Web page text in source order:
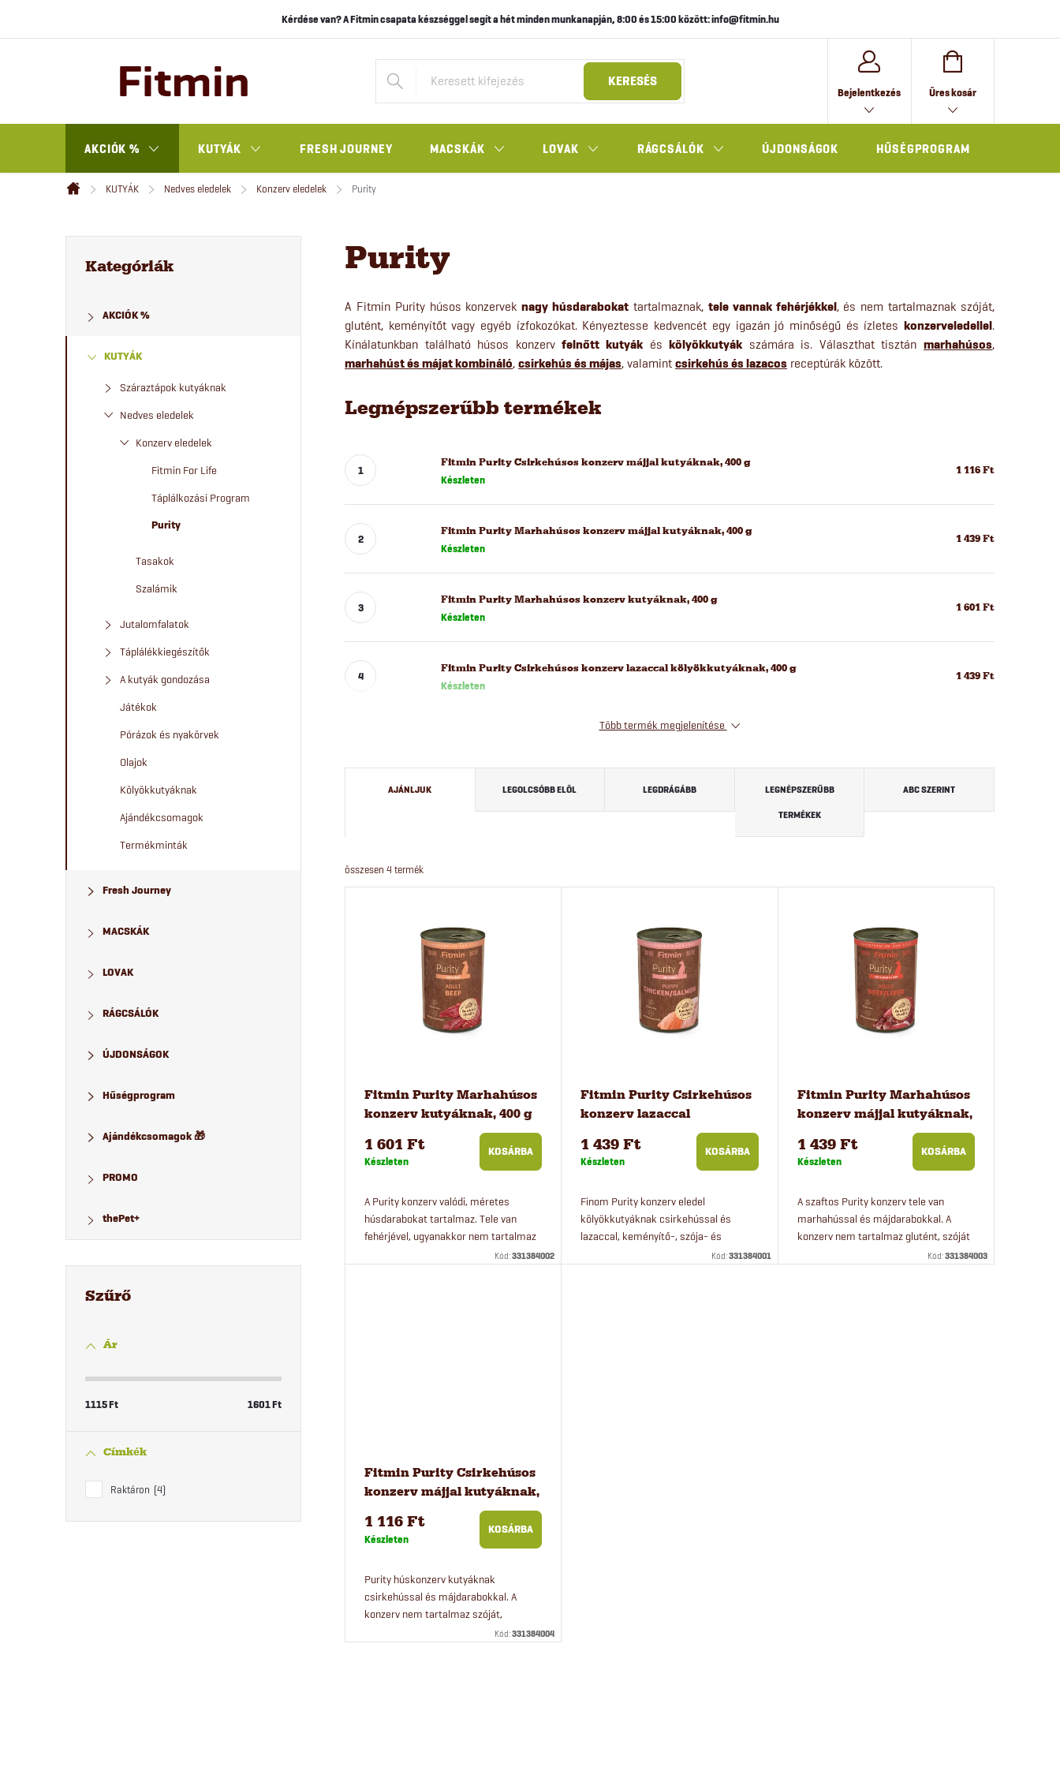
Kérdése van? A Fitmin csapata készséggel segít a hét minden munkanapján, 8:00 és 15:00 között: info@fitmin.hu
KERESÉS
Bejelentkezés KOSÁR
Üres kosár
AKCIÓK % KUTYÁK FRESH JOURNEY MACSKÁK LOVAK RÁGCSÁLÓK ÚJDONSÁGOK HŰSÉGPROGRAM
Kezdőlap
KUTYÁK Nedves eledelek Konzerv eledelek Purity
O
d
átugrása
Kategóriák
AKCIÓK %
KUTYÁK
Száraztápok kutyáknak
Nedves eledelek
Konzerv eledelek
Fitmin For Life
Táplálkozási Program
Purity
Tasakok
Szalámik
Jutalomfalatok
Táplálékkiegészítők
A kutyák gondozása
Játékok
Pórázok és nyakörvek
Olajok
Kölyökkutyáknak
Ajándékcsomagok
Termékminták
Fresh Journey
MACSKÁK
LOVAK
RÁGCSÁLÓK
ÚJDONSÁGOK
Hűségprogram
Ajándékcsomagok 🎁
PROMO
thePet+
Ár
1115Ft 1601Ft
Címkék
Raktáron 4
Purity
A Fitmin Purity húsos konzerveknagy húsdarabokat tartalmaznak, tele vannak fehérjékkel, és nem tartalmaznak szóját,
glutént, keményítőt vagy egyéb ízfokozókat. Kényeztesse kedvencét egy igazán jó minőségű és ízletes konzerveledellel.
Kínálatunkban található húsos konzervfelnőtt kutyákéskölyökkutyák számára is. Választhat tisztánmarhahúsos,
marhahúst és májat kombináló, csirkehús és májas, valamint csirkehús és lazacos receptúrák között.
Legnépszerűbb termékek
Fitmin Purity Csirkehúsos konzerv májjal kutyáknak, 400 g
Készleten
1 116 Ft
Fitmin Purity Marhahúsos konzerv májjal kutyáknak, 400 g
Készleten
1 439 Ft
Fitmin Purity Marhahúsos konzerv kutyáknak, 400 g
Készleten
1 601 Ft
Fitmin Purity Csirkehúsos konzerv lazaccal kölyökkutyáknak, 400 g
Készleten
1 439 Ft
Több termék megjelenítése
r
e
AJÁNLJUK LEGOLCSÓBB ELÖL LEGDRÁGÁBB LEGNÉPSZERŰBB
TERMÉKEK
ABC SZERINT
összesen 4 termék
i
Fitmin Purity Marhahúsos
konzerv kutyáknak, 400 g
1 601 Ft
Készleten
KOSÁRBA
A Purity konzerv valódi, méretes
húsdarabokat tartalmaz. Tele van
fehérjével, ugyanakkor nem tartalmaz
szóját, glutént, keményítőt és egyéb
Kód:331384002
Fitmin Purity Csirkehúsos
konzerv lazaccal
kölyökkutyáknak, 400 g
1 439 Ft
Készleten
KOSÁRBA
Finom Purity konzerv eledel
kölyökkutyáknak csirkehússal és
lazaccal, keményítő-, szója- és
gluténmentesen. Kényeztesse kutyáját
Kód:331384001
Fitmin Purity Marhahúsos
konzerv májjal kutyáknak,
1 439 Ft
Készleten
KOSÁRBA
A szaftos Purity konzerv tele van
marhahússal és májdarabokkal. A
konzerv nem tartalmaz glutént, szóját
vagy keményítőt. Kényeztesse kutyáját
Kód:331384003
Fitmin Purity Csirkehúsos
konzerv májjal kutyáknak,
1 116 Ft
Készleten
KOSÁRBA
Purity húskonzerv kutyáknak
csirkehússal és májdarabokkal. A
konzerv nem tartalmaz szóját,
keményítőt vagy glutént. Kényeztesse
Kód:331384004